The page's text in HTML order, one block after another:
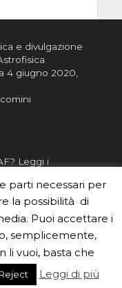
e divulgazione
4 giugno 2020,
Leggi i
per
scrivici a
oppure
parti necessari per
la possibilità di
Puoi accettare i
semplicemente,
li vuoi, basta che
Reject Leggi di più